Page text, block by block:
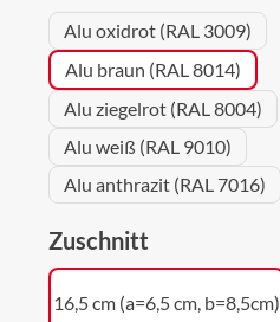
Alu oxidrot (RAL 3009)
Alu braun (RAL 8014)
Alu ziegelrot (RAL 8004)
Alu weiß (RAL 9010)
Alu anthrazit (RAL 7016)
Zuschnitt
16,5 cm (a=6,5 cm, b=8,5cm)